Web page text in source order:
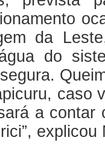
da
do
caso
a contar
explicou